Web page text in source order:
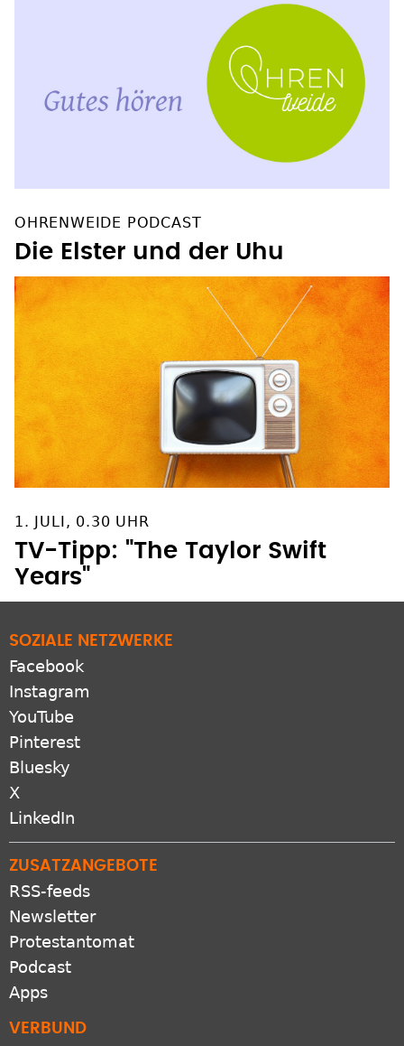
OHRENWEIDE PODCAST
Die Elster und der Uhu
1. JULI, 0.30 UHR
TV-Tipp: "The Taylor Swift
Years"
SOZIALE NETZWERKE
Facebook
Instagram
YouTube
Pinterest
Bluesky
X
LinkedIn
ZUSATZANGEBOTE
RSS-feeds
Newsletter
Protestantomat
Podcast
Apps
VERBUND